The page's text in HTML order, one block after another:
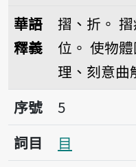
華語
釋義
摺、折。
位。 使物
理、刻意曲
序號5目
序號
5
詞目
目